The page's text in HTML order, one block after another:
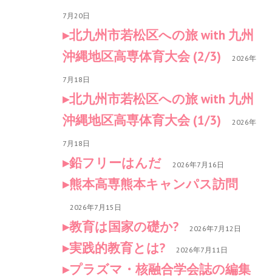
7月20日
北九州市若松区への旅 with 九州
沖縄地区高専体育大会 (2/3)
2026年
7月18日
北九州市若松区への旅 with 九州
沖縄地区高専体育大会 (1/3)
2026年
7月18日
鉛フリーはんだ 2026年7月16日
熊本高専熊本キャンパス訪問
2026年7月15日
教育は国家の礎か? 2026年7月12日
実践的教育とは? 2026年7月11日
プラズマ・核融合学会誌の編集